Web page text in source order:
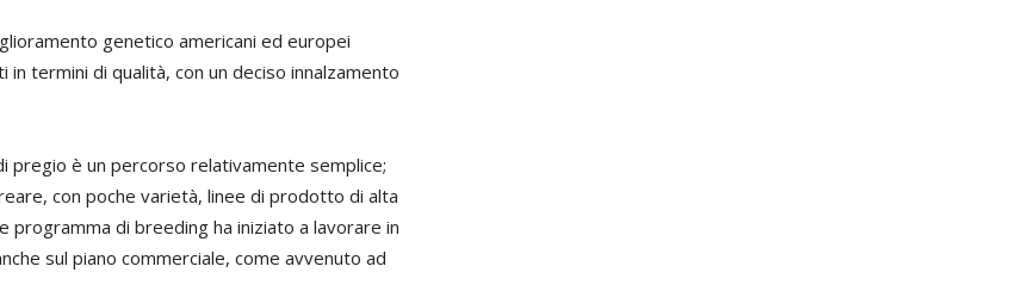
genetico americani ed europei
termini di qualità, con un deciso innalzamento
pregio è un percorso relativamente semplice;
con poche varietà, linee di prodotto di alta
programma di breeding ha iniziato a lavorare in
sul piano commerciale, come avvenuto ad